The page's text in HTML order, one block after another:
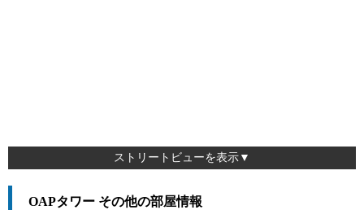
ストリートビューを表示▼
OAPタワー その他の部屋情報